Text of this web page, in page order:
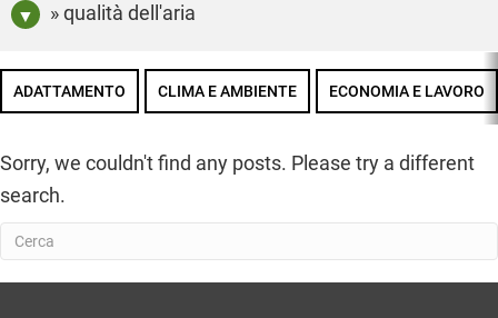
» qualità dell'aria
ADATTAMENTO CLIMA E AMBIENTE ECONOMIA E LAVORO
Sorry, we couldn't find any posts. Please try a different
search.